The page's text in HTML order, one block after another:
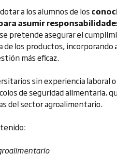
a los alumnos de los
asumir
pretende asegurar el
de los productos, incorporando
más eficaz.
sin experiencia laboral
de seguridad alimentaria,
del sector agroalimentario.